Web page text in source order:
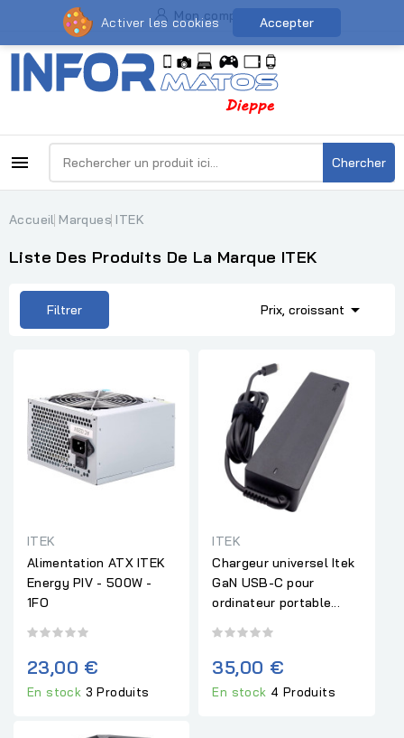
Mon compte
 Chercher
Accueil Marques ITEK
Liste Des Produits De La Marque ITEK
Filtrer Prix, croissant 
ITEK
Alimentation ATX ITEK
Energy PIV - 500W -
1FO
23,00 €
En stock 3 Produits
ITEK
Chargeur universel Itek
GaN USB-C pour
ordinateur portable...
35,00 €
En stock 4 Produits
Activer les cookies Accepter